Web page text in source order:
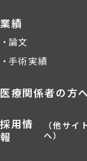
業績
論文
手術実績
医療関係者の方へ
採用情
報
（他サイ
へ）